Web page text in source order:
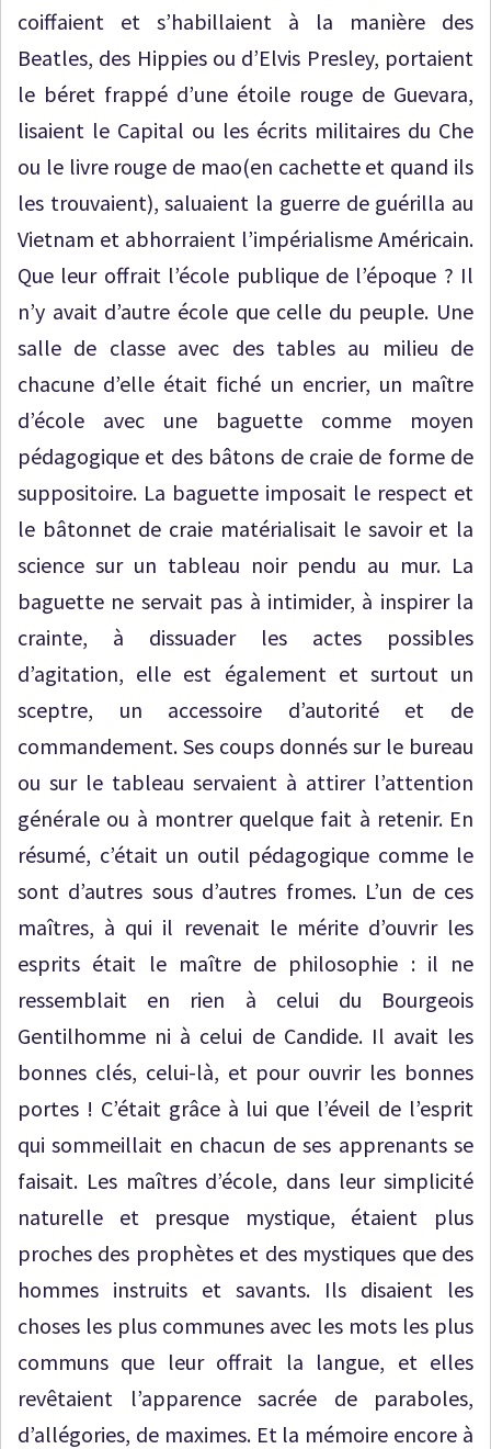
coiffaient et s’habillaient à la manière des
Beatles, des Hippies ou d’Elvis Presley, portaient
le béret frappé d’une étoile rouge de Guevara,
lisaient le Capital ou les écrits militaires du Che
ou le livre rouge de mao(en cachette et quand ils
les trouvaient), saluaient la guerre de guérilla au
Vietnam et abhorraient l’impérialisme Américain.
Que leur offrait l’école publique de l’époque ? Il
n’y avait d’autre école que celle du peuple. Une
salle de classe avec des tables au milieu de
chacune d’elle était fiché un encrier, un maître
d’école avec une baguette comme moyen
pédagogique et des bâtons de craie de forme de
suppositoire. La baguette imposait le respect et
le bâtonnet de craie matérialisait le savoir et la
science sur un tableau noir pendu au mur. La
baguette ne servait pas à intimider, à inspirer la
crainte, à dissuader les actes possibles
d’agitation, elle est également et surtout un
sceptre, un accessoire d’autorité et de
commandement. Ses coups donnés sur le bureau
ou sur le tableau servaient à attirer l’attention
générale ou à montrer quelque fait à retenir. En
résumé, c’était un outil pédagogique comme le
sont d’autres sous d’autres fromes. L’un de ces
maîtres, à qui il revenait le mérite d’ouvrir les
esprits était le maître de philosophie : il ne
ressemblait en rien à celui du Bourgeois
Gentilhomme ni à celui de Candide. Il avait les
bonnes clés, celui-là, et pour ouvrir les bonnes
portes ! C’était grâce à lui que l’éveil de l’esprit
qui sommeillait en chacun de ses apprenants se
faisait. Les maîtres d’école, dans leur simplicité
naturelle et presque mystique, étaient plus
proches des prophètes et des mystiques que des
hommes instruits et savants. Ils disaient les
choses les plus communes avec les mots les plus
communs que leur offrait la langue, et elles
revêtaient l’apparence sacrée de paraboles,
d’allégories, de maximes. Et la mémoire encore à